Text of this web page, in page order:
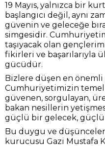
19 Mayıs, yalnızca bir
başlangıcı değil, aynı
güvenin ve geleceğe
simgesidir.
taşıyacak olan
fikirleri ve başarılarıyla
gücüdür.
Bizlere düşen en
Cumhuriyetimizin temel
güvenen, sorgulayan,
bakan nesillerin
güçlü bir gelecek,
Bu duygu ve
kurucusu Gazi Mustafa